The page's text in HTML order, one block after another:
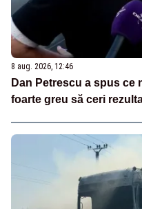
8 aug. 2026, 12:46
Dan Petrescu a spus ce
foarte greu să ceri